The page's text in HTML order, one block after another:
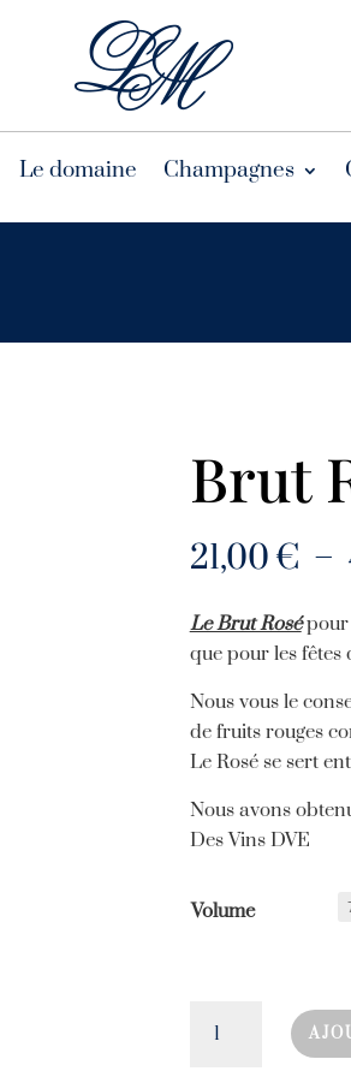
Le domaine Champagnes
Brut
21,00 € –
Le Brut Rosépour
que pour les fêtes
Nous vous le
de fruits rouges
Le Rosé se sert
Nous avons
Des Vins DVE
Volume